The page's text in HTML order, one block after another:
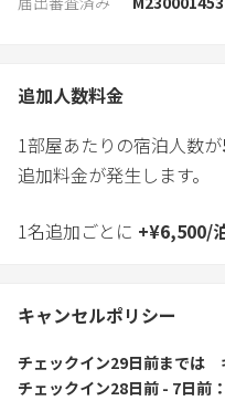
追加人数料金
1部屋あたりの宿泊人数が
追加料金が発生します。
1名追加ごとに +¥6,500/
キャンセルポリシー
チェックイン29日前までは
チェックイン28日前 - 7日前